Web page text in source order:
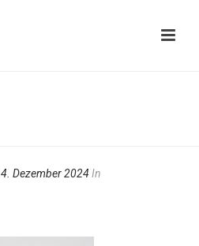
4. Dezember 2024In